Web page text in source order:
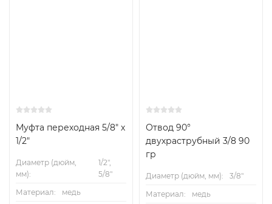
Муфта переходная 5/8" х
1/2"
Диаметр (дюйм,
мм):
1/2",
5/8"
Материал:
медь
Отвод 90°
двухраструбный 3/8 90
гр
Диаметр (дюйм, мм):
3/8"
Материал:
медь